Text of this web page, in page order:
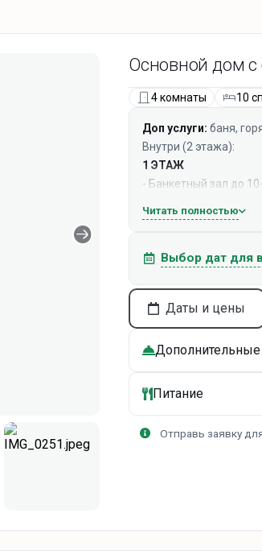
Основной дом с
4 комнаты 10
Доп услуги: баня,
Внутри (2 этажа):
1 ЭТАЖ
- Банкетный зал до
- Муз. центр
- 10 спальных мест
кровать в общем зале)
- Выходы на балкон в
- Теннис, футбол по
- Санузлы
В доме есть отопление
- Терраса
Читать полностью
Выбор дат для
Даты и цены
Дополнительные
Питание
Отправь заявку